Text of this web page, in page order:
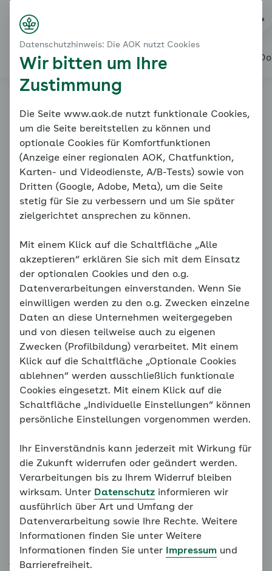
Alles über den Coach Mein Coach Meine
Ernährung
Gesundes Körpergewicht
Zielvereinbarung Körpergewicht
Online-Coach
Bluthochdruck
Gesundes Körpergewicht
Zielvereinbarung
Körpergewicht
Um Verhaltensweisen zu verändern ist es wichtig,
sich Ziele zu setzen. Dies gilt insbesondere, wenn es
um Ihre Gesundheit geht.
Im ersten Schritt geben Sie bitte Ihr aktuelles
Gewicht und Ihre Körpergröße ein. Dadurch wird Ihr
BMI ermittelt und Sie erhalten ein empfohlenes
In den folgenden Schritten können Sie jeweils
mindestens drei Maßnahmen in den Bereichen
Ernährung, Wege zum Sport und Bewegung im Alltag
festlegen, um Ihrem Zielgewicht näher zu kommen.
Wenn Sie sich registriert haben und eingeloggt sind,
werden Ihre Angaben gespeichert und Sie können
jederzeit Ihre Zielvereinbarung zum Körpergewicht
Datenschutzhinweis: Die AOK nutzt Cookies
Wir bitten um Ihre
Zustimmung
Die Seite www.aok.de nutzt funktionale Cookies,
um die Seite bereitstellen zu können und
optionale Cookies für Komfortfunktionen
(Anzeige einer regionalen AOK, Chatfunktion,
Karten- und Videodienste, A/B-Tests) sowie von
Dritten (Google, Adobe, Meta), um die Seite
stetig für Sie zu verbessern und um Sie später
zielgerichtet ansprechen zu können.
Mit einem Klick auf die Schaltfläche „Alle
akzeptieren“ erklären Sie sich mit dem Einsatz
der optionalen Cookies und den o.g.
Datenverarbeitungen einverstanden. Wenn Sie
einwilligen werden zu den o.g. Zwecken einzelne
Daten an diese Unternehmen weitergegeben
und von diesen teilweise auch zu eigenen
Zwecken (Profilbildung) verarbeitet. Mit einem
Klick auf die Schaltfläche „Optionale Cookies
ablehnen“ werden ausschließlich funktionale
Cookies eingesetzt. Mit einem Klick auf die
Schaltfläche „Individuelle Einstellungen“ können
persönliche Einstellungen vorgenommen werden.
Ihr Einverständnis kann jederzeit mit Wirkung für
die Zukunft widerrufen oder geändert werden.
Verarbeitungen bis zu Ihrem Widerruf bleiben
wirksam. Unter Datenschutz informieren wir
ausführlich über Art und Umfang der
Datenverarbeitung sowie Ihre Rechte. Weitere
Informationen finden Sie unter Weitere
Informationen finden Sie unter
Impressum und
Barrierefreiheit.